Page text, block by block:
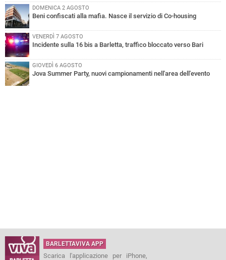
DOMENICA 2 AGOSTO
Beni confiscati alla mafia. Nasce il servizio di Co-housing
VENERDÌ 7 AGOSTO
Incidente sulla 16 bis a Barletta, traffico bloccato verso Bari
GIOVEDÌ 6 AGOSTO
Jova Summer Party, nuovi campionamenti nell'area dell'evento
BARLETTAVIVA APP
Scarica l'applicazione per iPhone,